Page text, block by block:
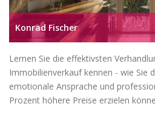
Konrad Fischer
Lernen Sie die effektivsten
Immobilienverkauf kennen - wie Sie
emotionale Ansprache und
Prozent höhere Preise erzielen